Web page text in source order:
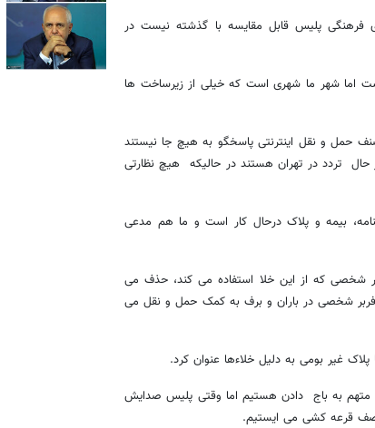
فرهنگی پلیس قابل مقایسه با گذشته نیست در
اما شهر ما شهری است که خیلی از زیرساخت ها
حمل و نقل اینترنتی پاسخگو به هیچ جا نیستند
قالب در حال تردد در تهران هستند در حالیکه هیچ نظارتی
بیمه و پلاک درحال کار است و ما هم مدعی
شخصی که از این خلا استفاده می کند، حذف می
شخصی در باران و برف به کمک حمل و نقل می
غیر بومی به دلیل خلاءها عنوان کرد.
متهم به باج دادن هستیم اما وقتی پلیس صدایش
صف قرعه کشی می ایستیم.